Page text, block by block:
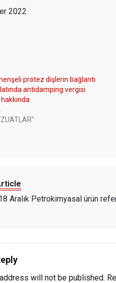
2022
protez dişlerin bağlantı
antidamping vergisi
Aralık Petrokimyasal ürün
will not be published.